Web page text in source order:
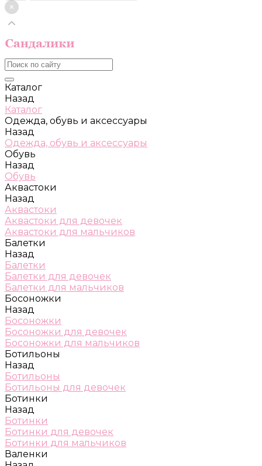
Каталог
Назад
Каталог
Одежда, обувь и аксессуары
Назад
Одежда, обувь и аксессуары
Обувь
Назад
Обувь
Аквастоки
Назад
Аквастоки
Аквастоки для девочек
Аквастоки для мальчиков
Балетки
Назад
Балетки
Балетки для девочек
Балетки для мальчиков
Босоножки
Назад
Босоножки
Босоножки для девочек
Босоножки для мальчиков
Ботильоны
Назад
Ботильоны
Ботильоны для девочек
Ботинки
Назад
Ботинки
Ботинки для девочек
Ботинки для мальчиков
Валенки